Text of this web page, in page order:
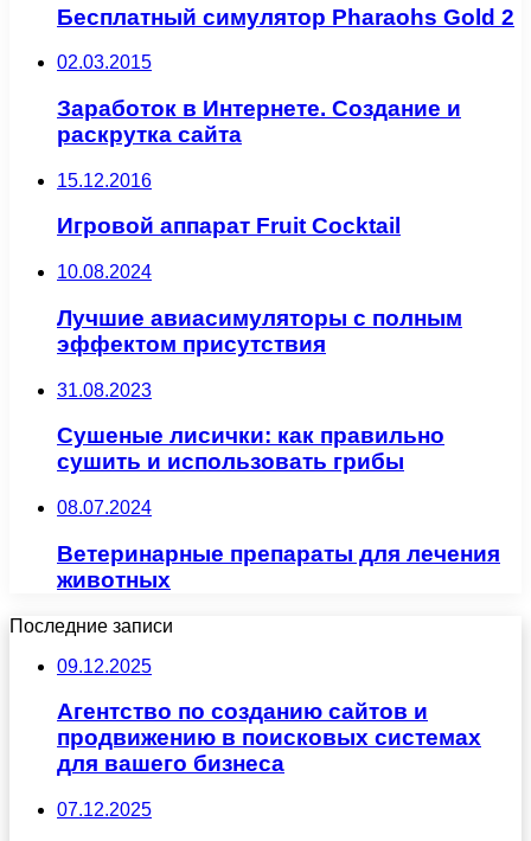
Бесплатный симулятор Pharaohs Gold 2
02.03.2015
Заработок в Интернете. Создание и
раскрутка сайта
15.12.2016
Игровой аппарат Fruit Cocktail
10.08.2024
Лучшие авиасимуляторы с полным
эффектом присутствия
31.08.2023
Сушеные лисички: как правильно
сушить и использовать грибы
08.07.2024
Ветеринарные препараты для лечения
животных
Последние записи
09.12.2025
Агентство по созданию сайтов и
продвижению в поисковых системах
для вашего бизнеса
07.12.2025